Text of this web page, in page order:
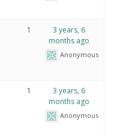
1
3 years, 6
months ago
Anonymous
1
3 years, 6
months ago
Anonymous